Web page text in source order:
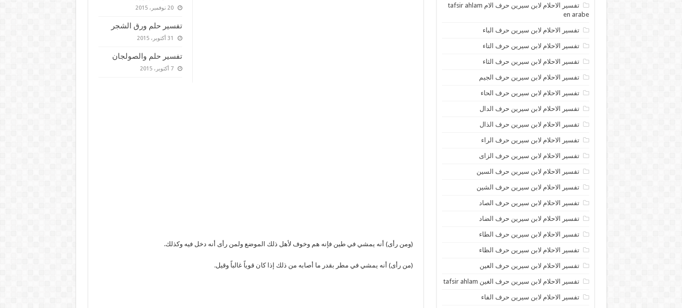
20 نوفمبر، 2015
تفسير حلم ورق الشجر
31 أكتوبر، 2015
تفسير حلم والصولجان
7 أكتوبر، 2015
(ومن رأى) أنه يمشي في طين فإنه هم وخوف لأهل ذلك الموضع ولمن رأى أنه دخل فيه وكذلك.
(من رأى) أنه يمشي في مطر بقدر ما أصابه من ذلك إذا كان قوياً غالباً وقيل.
تفسير الاحلام لابن سيرين حرف الام tafsir ahlam
en arabe
تفسير الاحلام لابن سيرين حرف الباء
تفسير الاحلام لابن سيرين حرف التاء
تفسير الاحلام لابن سيرين حرف الثاء
تفسير الاحلام لابن سيرين حرف الجيم
تفسير الاحلام لابن سيرين حرف الحاء
تفسير الاحلام لابن سيرين حرف الدال
تفسير الاحلام لابن سيرين حرف الذال
تفسير الاحلام لابن سيرين حرف الراء
تفسير الاحلام لابن سيرين حرف الزاى
تفسير الاحلام لابن سيرين حرف السين
تفسير الاحلام لابن سيرين حرف الشين
تفسير الاحلام لابن سيرين حرف الصاد
تفسير الاحلام لابن سيرين حرف الضاد
تفسير الاحلام لابن سيرين حرف الطاء
تفسير الاحلام لابن سيرين حرف الظاء
تفسير الاحلام لابن سيرين حرف العين
تفسير الاحلام لابن سيرين حرف الغين tafsir ahlam
تفسير الاحلام لابن سيرين حرف الفاء